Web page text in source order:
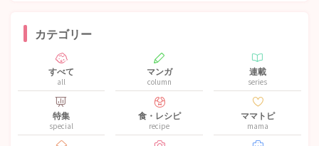
カテゴリー
すべて
all
マンガ
column
連載
series
特集
special
食・レシピ
recipe
ママトピ
mama